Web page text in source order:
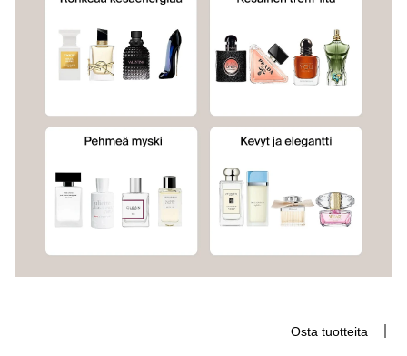
Osta tuotteita